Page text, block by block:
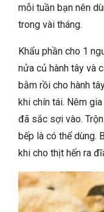
mỗi tuần bạn nên
trong vài tháng.
Khẩu phần cho 1
nửa củ hành tây và
bằm rồi cho hành
khi chín tái. Nêm
đã sắc sợi vào.
bếp là có thể dùng.
khi cho thịt hến ra